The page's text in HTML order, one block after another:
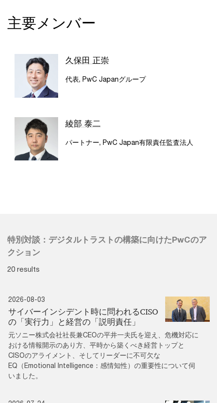
主要メンバー
久保田 正崇
代表, PwC Japanグループ
綾部 泰二
パートナー, PwC Japan有限責任監査法人
特別対談：デジタルトラストの構築に向けたPwCのア
クション
20 results
2026-08-03
サイバーインシデント時に問われるCISO
の「実行力」と経営の「説明責任」
元ソニー株式会社社長兼CEOの平井一夫氏を迎え、危機対応に
おける情報開示のあり方、平時から築くべき経営トップと
CISOのアライメント、そしてリーダーに不可欠な
EQ（Emotional Intelligence：感情知性）の重要性について伺
いました。